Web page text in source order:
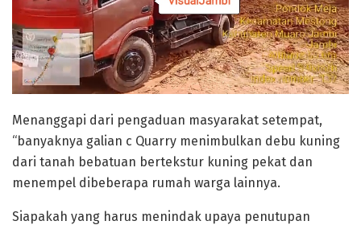
Menanggapi dari pengaduan masyarakat setempat,
“banyaknya galian c Quarry menimbulkan debu kuning
dari tanah bebatuan bertekstur kuning pekat dan
menempel dibeberapa rumah warga lainnya.
Siapakah yang harus menindak upaya penutupan